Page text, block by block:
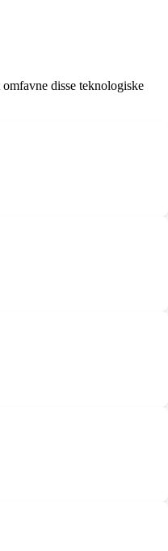
disse teknologiske